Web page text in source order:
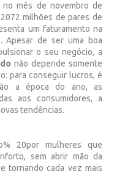
no mês de novembro de
milhões de pares de
um faturamento na
Apesar de ser uma boa
o seu negócio, a
não depende somente
para conseguir lucros, é
a época do ano, as
aos consumidores, a
tendências.
20por mulheres que
sem abrir mão da
tornando cada vez mais